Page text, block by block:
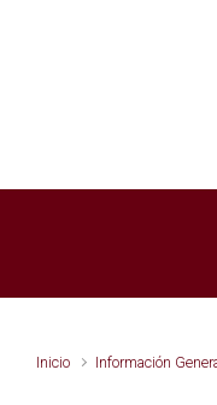
Inicio Información